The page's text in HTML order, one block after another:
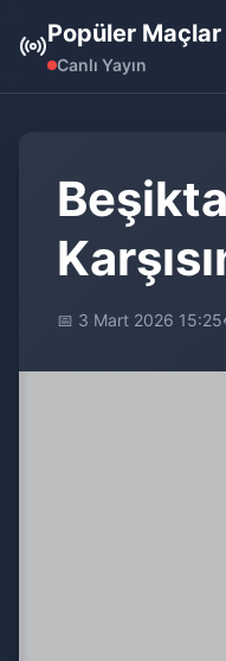
Popüler Maçlar
Canlı Yayın
📅 3 Mart 2026 15:25